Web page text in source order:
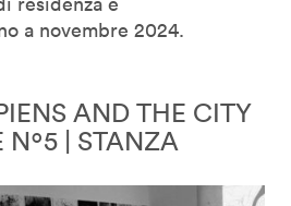
a novembre 2024.
AND THE CITY
Nº5 | STANZA